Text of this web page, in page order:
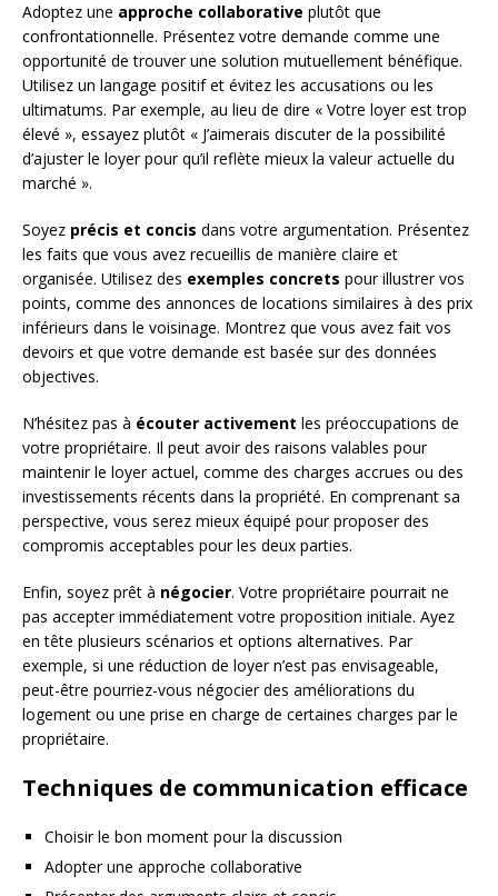
Adoptez une approche collaborative plutôt que
confrontationnelle. Présentez votre demande comme une
opportunité de trouver une solution mutuellement bénéfique.
Utilisez un langage positif et évitez les accusations ou les
ultimatums. Par exemple, au lieu de dire « Votre loyer est trop
élevé », essayez plutôt « J’aimerais discuter de la possibilité
d’ajuster le loyer pour qu’il reflète mieux la valeur actuelle du
marché ».
Soyez précis et concis dans votre argumentation. Présentez
les faits que vous avez recueillis de manière claire et
organisée. Utilisez des exemples concrets pour illustrer vos
points, comme des annonces de locations similaires à des prix
inférieurs dans le voisinage. Montrez que vous avez fait vos
devoirs et que votre demande est basée sur des données
objectives.
N’hésitez pas à écouter activement les préoccupations de
votre propriétaire. Il peut avoir des raisons valables pour
maintenir le loyer actuel, comme des charges accrues ou des
investissements récents dans la propriété. En comprenant sa
perspective, vous serez mieux équipé pour proposer des
compromis acceptables pour les deux parties.
Enfin, soyez prêt à négocier. Votre propriétaire pourrait ne
pas accepter immédiatement votre proposition initiale. Ayez
en tête plusieurs scénarios et options alternatives. Par
exemple, si une réduction de loyer n’est pas envisageable,
peut-être pourriez-vous négocier des améliorations du
logement ou une prise en charge de certaines charges par le
propriétaire.
Techniques de communication efficace
Choisir le bon moment pour la discussion
Adopter une approche collaborative